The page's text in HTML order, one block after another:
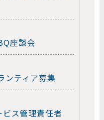
座談会
ンティア募集
ス管理責任者